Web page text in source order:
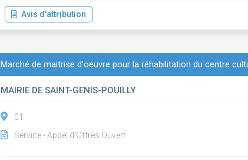
Avis d'attribution
Marché de maitrise d'oeuvre pour la réhabilitation du centre
MAIRIE DE SAINT-GENIS-POUILLY
01
Service - Appel d'Offres Ouvert